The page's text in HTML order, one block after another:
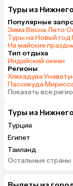
Туры из
Популярные
Зима·Весна·Лето·
Туры на Новый год·
На майские
Тип отдыха
Индийский океан
Регионы
Хиккадува·
Пассикуда·
Показать все
Туры из
Турция
Египет
Таиланд
ОАЭ
Остальные страны